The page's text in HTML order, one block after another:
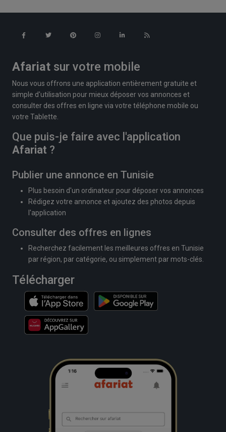
Afariat sur votre mobile
Nous vous offrons une application entièrement gratuite et
simple d'utilisation pour mieux déposer vos annonces et
consulter des offres en ligne via votre téléphone mobile ou
votre Tablette.
Que puis-je faire avec l'application
Afariat ?
Publier une annonce en Tunisie
Plus besoin d'un ordinateur pour déposer vos annonces
Rédigez votre annonce et ajoutez des photos depuis
l'application
Consulter des offres en lignes
Recherchez facilement les meilleures offres en Tunisie
par région, par catégorie, ou simplement par mots-clés.
Télécharger